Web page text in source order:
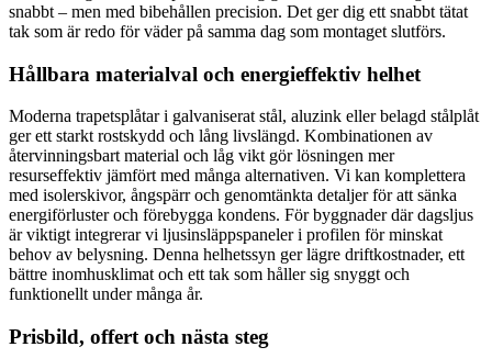
snabbt – men med bibehållen precision. Det ger dig ett snabbt tätat
tak som är redo för väder på samma dag som montaget slutförs.
Hållbara materialval och energieffektiv helhet
Moderna trapetsplåtar i galvaniserat stål, aluzink eller belagd stålplåt
ger ett starkt rostskydd och lång livslängd. Kombinationen av
återvinningsbart material och låg vikt gör lösningen mer
resurseffektiv jämfört med många alternativen. Vi kan komplettera
med isolerskivor, ångspärr och genomtänkta detaljer för att sänka
energiförluster och förebygga kondens. För byggnader där dagsljus
är viktigt integrerar vi ljusinsläppspaneler i profilen för minskat
behov av belysning. Denna helhetssyn ger lägre driftkostnader, ett
bättre inomhusklimat och ett tak som håller sig snyggt och
funktionellt under många år.
Prisbild, offert och nästa steg